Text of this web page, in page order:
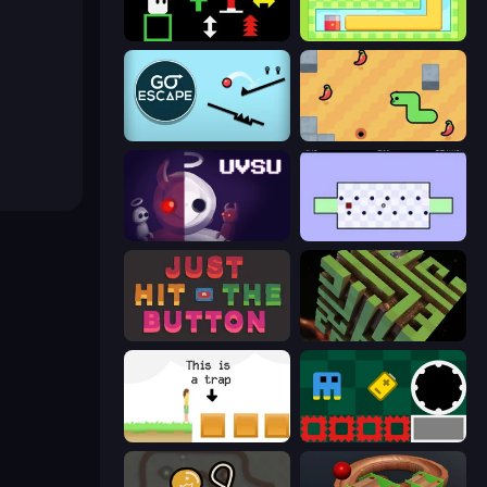
Plactions Growmi
SSSPICY!
UVSU
Just Hit the Button Maze Planet 3D
The Unfair Platformer Jump and Hover